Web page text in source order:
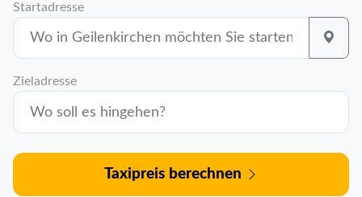
Startadresse
Zieladresse
Taxipreis berechnen